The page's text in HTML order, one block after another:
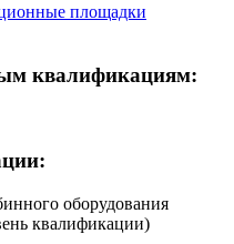
площадки
квалификациям:
оборудования
квалификации)